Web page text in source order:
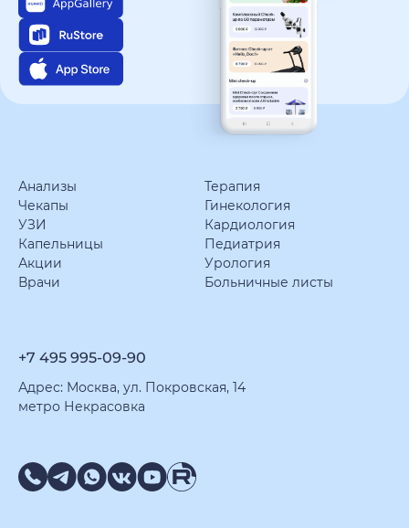
Анализы
Терапия
Чекапы
Гинекология
УЗИ
Кардиология
Капельницы
Педиатрия
Акции
Урология
Врачи
Больничные листы
+7 495 995-09-90
Адрес: Москва, ул. Покровская, 14
метро Некрасовка